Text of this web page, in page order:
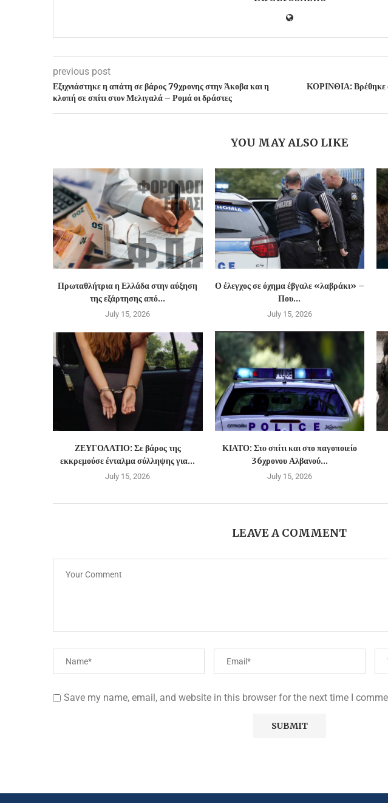
previous post
Εξιχνιάστηκε η απάτη σε βάρος 79χρονης στην Άκοβα και η
κλοπή σε σπίτι στον Μελιγαλά – Ρομά οι δράστες
ΚΟΡΙΝΘΙΑ: Βρέθηκε
YOU MAY ALSO LIKE
Πρωταθλήτρια η Ελλάδα στην αύξηση
της εξάρτησης από...
July 15, 2026
Ο έλεγχος σε όχημα έβγαλε «λαβράκι» –
Που...
July 15, 2026
ΖΕΥΓΟΛΑΤΙΟ: Σε βάρος της
εκκρεμούσε ένταλμα σύλληψης για...
July 15, 2026
ΚΙΑΤΟ: Στο σπίτι και στο παγοποιείο
36χρονου Αλβανού...
July 15, 2026
LEAVE A COMMENT
Save my name, email, and website in this browser for the next time I